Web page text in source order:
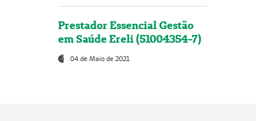
Prestador Essencial Gestão
em Saúde Ereli (51004354-7)
04 de Maio de 2021